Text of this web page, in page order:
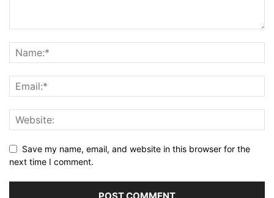
Save my name, email, and website in this browser for the
next time I comment.